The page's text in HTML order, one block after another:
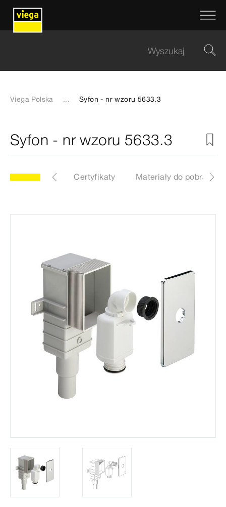
Viega Polska ... Syfon - nr wzoru 5633.3
Syfon - nr wzoru 5633.3
Etykiety Certyfikaty Materiały do pobrania